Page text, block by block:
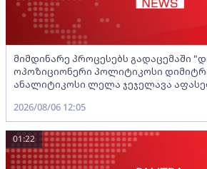
მიმდინარე პროცესებს გადაცემაში
ოპოზიციონერი პოლიტიკოსი
ანალიტიკოსი ლელა ჯეჯელავა
2026/08/06 12:05
01:22